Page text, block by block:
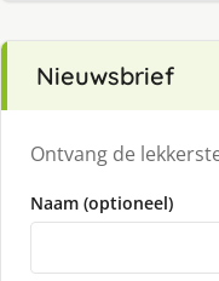
Nieuwsbrief
Ontvang de
Naam (optioneel)